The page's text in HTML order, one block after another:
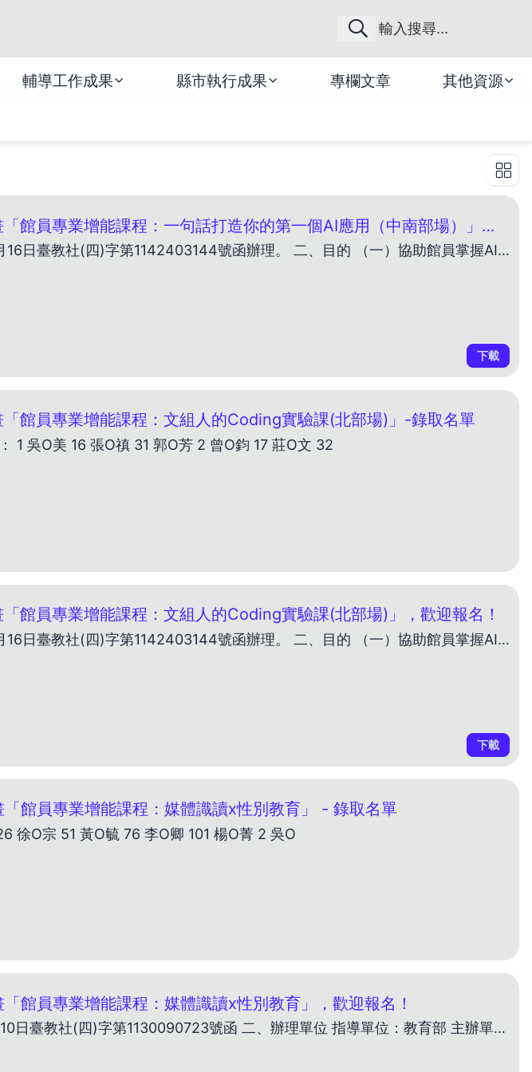
輔導工作成果 縣市執行成果 專欄文章 其他資源
115年多元閱讀推廣計畫「館員專業增能課程：一句話打造你的第一個AI應用（中南部場）」熱烈報名中！
一、依據 教育部114年10月16日臺教社(四)字第1142403144號函辦理。 二、目的 （一）協助館員掌握AI與基礎程式概念，提升數位素養與問題解決能力。 （二）降低科技使用門
下載
「館員專業增能課程：文組人的Coding實驗課(北部場)」-錄取名單
1 吳O美 16 張O禛 31 郭O芳 2 曾O鈞 17 莊O文 32
館員專業增能課程：文組人的Coding實驗課(北部場)」，歡迎報名！
一、依據 教育部114年10月16日臺教社(四)字第1142403144號函辦理。 二、目的 （一）協助館員掌握AI與基礎程式概念，提升數位素養與問題解決能力。 （二）降低科技使用門檻，讓館
下載
「館員專業增能課程：媒體識讀x性別教育」 - 錄取名單
徐O宗 51 黃O毓 76 李O卿 101 楊O菁 2 吳O
館員專業增能課程：媒體識讀x性別教育」，歡迎報名！
一、依據 教育部113年9月10日臺教社(四)字第1130090723號函 二、辦理單位 指導單位：教育部 主辦單位：國立臺灣圖書館 三、參加對象 全國公共圖書館館員及對該議題有興趣之閱